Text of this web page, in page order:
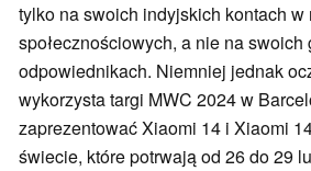
tylko na swoich indyjskich kontach w
społecznościowych, a nie na swoich
odpowiednikach. Niemniej jednak
wykorzysta targi MWC 2024 w
zaprezentować Xiaomi 14 i Xiaomi
świecie, które potrwają od 26 do 29